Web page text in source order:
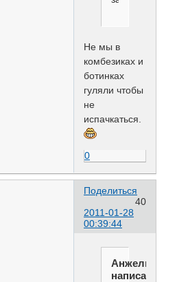
Не мы в
комбезиках и
ботинках
гуляли чтобы
не
испачкаться.
0
Поделиться
40
2011-01-28
00:39:44
Анжелика
написал(а):